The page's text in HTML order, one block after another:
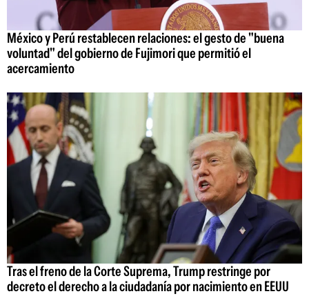
México y Perú restablecen relaciones: el gesto de "buena
voluntad" del gobierno de Fujimori que permitió el
acercamiento
Tras el freno de la Corte Suprema, Trump restringe por
decreto el derecho a la ciudadanía por nacimiento en EEUU